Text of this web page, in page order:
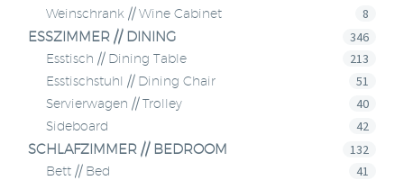
Weinschrank // Wine Cabinet 8
ESSZIMMER // DINING 346
Esstisch // Dining Table 213
Esstischstuhl // Dining Chair 51
Servierwagen // Trolley 40
Sideboard 42
SCHLAFZIMMER // BEDROOM 132
Bett // Bed 41